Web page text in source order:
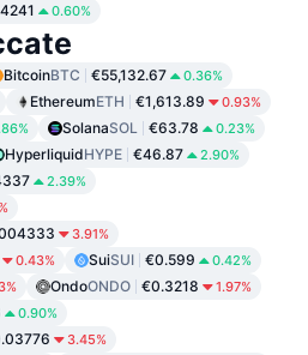
0.60%
BitcoinBTC €55,132.67 0.36%
EthereumETH €1,613.89 0.93%
SolanaSOL €63.78 0.23%
HyperliquidHYPE €46.87 2.90%
2.39%
3.91%
0.43% SuiSUI €0.599 0.42%
OndoONDO €0.3218 1.97%
0.90%
3.45%